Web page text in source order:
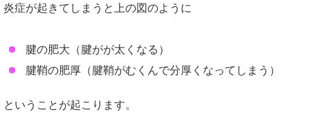
炎症が起きてしまうと上の図のように
腱の肥大（腱がが太くなる）
腱鞘の肥厚（腱鞘がむくんで分厚くなってしまう）
ということが起こります。